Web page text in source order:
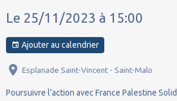
Le 25/11/2023 à 15:00
Ajouter au calendrier
Esplanade Saint-Vincent - Saint-Malo
Poursuivre l’action avec France Palestine